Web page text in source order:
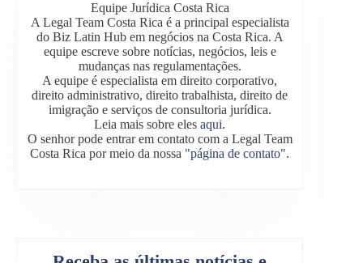
Equipe Jurídica Costa Rica
A Legal Team Costa Rica é a principal especialista
do Biz Latin Hub em negócios na Costa Rica. A
equipe escreve sobre notícias, negócios, leis e
mudanças nas regulamentações.
A equipe é especialista em direito corporativo,
direito administrativo, direito trabalhista, direito de
imigração e serviços de consultoria jurídica.
Leia mais sobre elesaqui.
O senhor pode entrar em contato com a Legal Team
Costa Rica por meio da nossa "página de contato".